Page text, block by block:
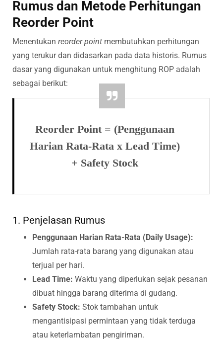
Rumus dan Metode Perhitungan
Reorder Point
Menentukan reorder point membutuhkan perhitungan
yang terukur dan didasarkan pada data historis. Rumus
dasar yang digunakan untuk menghitung ROP adalah
sebagai berikut:
Reorder Point = (Penggunaan
Harian Rata-Rata x Lead Time)
+ Safety Stock
1. Penjelasan Rumus
Penggunaan Harian Rata-Rata (Daily Usage):
Jumlah rata-rata barang yang digunakan atau
terjual per hari.
Lead Time: Waktu yang diperlukan sejak pesanan
dibuat hingga barang diterima di gudang.
Safety Stock: Stok tambahan untuk
mengantisipasi permintaan yang tidak terduga
atau keterlambatan pengiriman.